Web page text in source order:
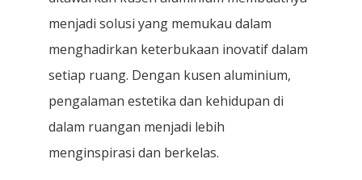
menjadi solusi yang memukau dalam
menghadirkan keterbukaan inovatif dalam
setiap ruang. Dengan kusen aluminium,
pengalaman estetika dan kehidupan di
dalam ruangan menjadi lebih
menginspirasi dan berkelas.